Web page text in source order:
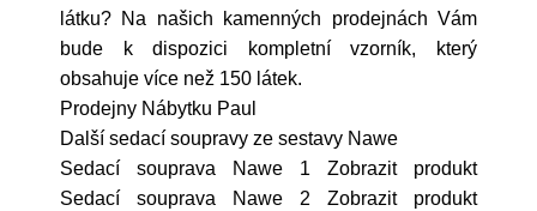
látku? Na našich kamenných prodejnách Vám
bude k dispozici kompletní vzorník, který
obsahuje více než 150 látek.
Prodejny Nábytku Paul
Další sedací soupravy ze sestavy Nawe
Sedací souprava Nawe 1 Zobrazit produkt
Sedací souprava Nawe 2 Zobrazit produkt